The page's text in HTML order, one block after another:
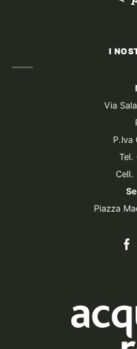
I
Via
P.Iva
Tel.
Cell.
Piazza